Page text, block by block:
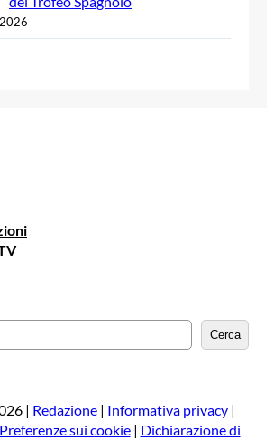
e
a
Cerca
| Redazione | Informativa privacy|
Preferenze sui cookie| Dichiarazione di